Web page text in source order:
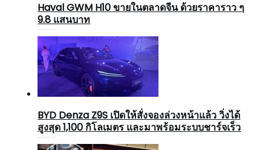
Haval GWM H10 ขายในตลาดจีน ด้วยราคาราว ๆ
9.8 แสนบาท
BYD Denza Z9S เปิดให้สั่งจองล่วงหน้าแล้ว วิ่งได้
สูงสุด 1,100 กิโลเมตร และมาพร้อมระบบชาร์จเร็ว